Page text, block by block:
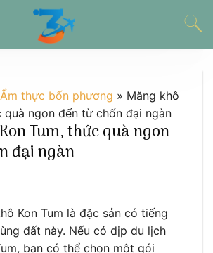
Ẩm thực bốn phương » Măng khô
quà ngon đến từ chốn đại ngàn
Tum, thức quà ngon
đại ngàn
Kon Tum là đặc sản có tiếng
đất này. Nếu có dịp du lịch
bạn có thể chọn một gói